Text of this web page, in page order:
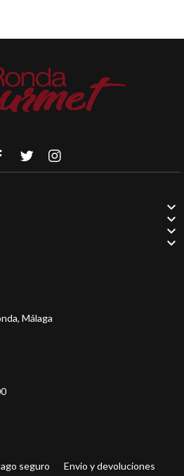




Málaga
seguro Envio y devoluciones